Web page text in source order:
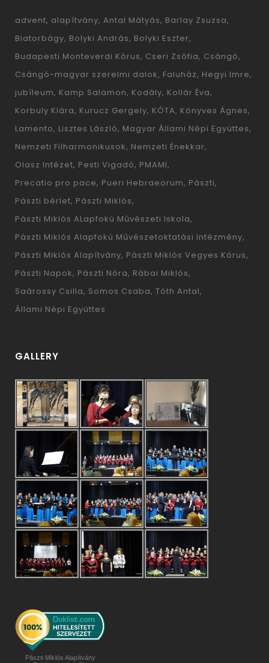
advent alapítvány Antal Mátyás Barlay Zsuzsa
Biatorbágy Bolyki András Bolyki Eszter
Budapesti Monteverdi Kórus Cseri Zsófia Csángó
Csángó-magyar szerelmi dalok Faluház Hegyi Imre
jubíleum Kamp Salamon Kodály Kollár Éva
Korbuly Klára Kurucz Gergely KÓTA Könyves Ágnes
Lamento Lisztes László Magyar Állami Népi Együttes
Nemzeti Filharmonikusok Nemzeti Énekkar
Olasz Intézet Pesti Vigadó PMAMI
Precatio pro pace Pueri Hebraeorum Pászti
Pászti bérlet Pászti Miklós
Pászti Miklós ALapfokú Művészeti Iskola
Pászti Miklós Alapfokú Művészetoktatási Intézmény
Pászti Miklós Alapítvány Pászti Miklós Vegyes Kórus
Pászti Napok Pászti Nóra Rábai Miklós
Saárossy Csilla Somos Csaba Tóth Antal
Állami Népi Együttes
GALLERY
Pászti Miklós Alapítvány